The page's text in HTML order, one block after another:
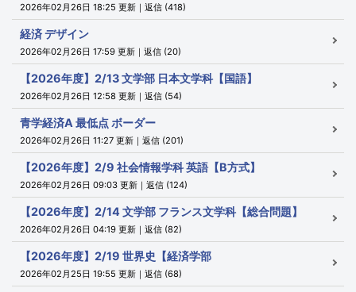
2026年02月26日 18:25 更新｜返信 (418)
経済 デザイン
2026年02月26日 17:59 更新｜返信 (20)
【2026年度】2/13 文学部 日本文学科【国語】
2026年02月26日 12:58 更新｜返信 (54)
青学経済A 最低点 ボーダー
2026年02月26日 11:27 更新｜返信 (201)
【2026年度】2/9 社会情報学科 英語【B方式】
2026年02月26日 09:03 更新｜返信 (124)
【2026年度】2/14 文学部 フランス文学科【総合問題】
2026年02月26日 04:19 更新｜返信 (82)
【2026年度】2/19 世界史【経済学部
2026年02月25日 19:55 更新｜返信 (68)